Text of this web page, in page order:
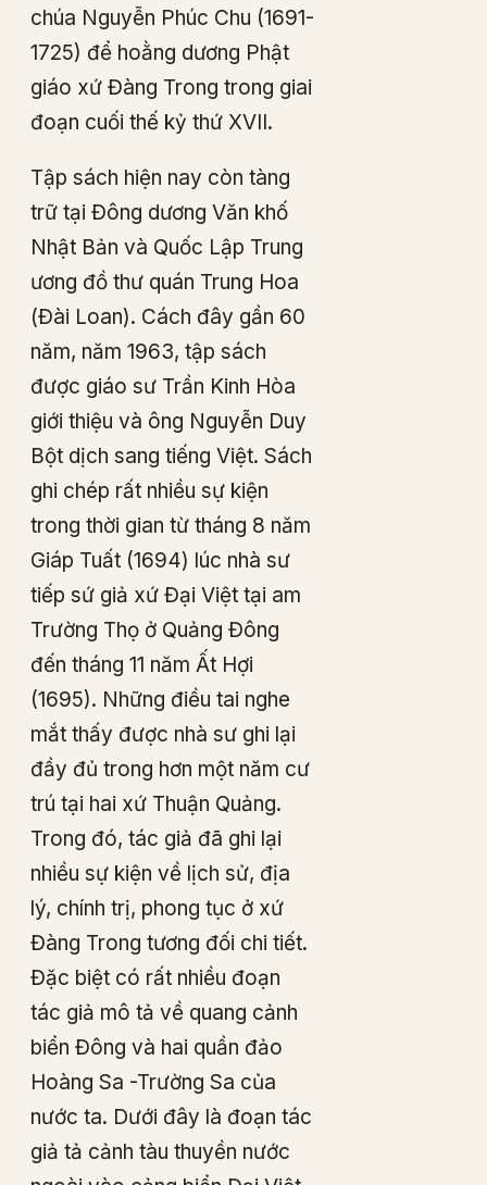
chúa Nguyễn Phúc Chu (1691-
1725) để hoằng dương Phật
giáo xứ Đàng Trong trong giai
đoạn cuối thế kỷ thứ XVII.
Tập sách hiện nay còn tàng
trữ tại Đông dương Văn khố
Nhật Bản và Quốc Lập Trung
ương đồ thư quán Trung Hoa
(Đài Loan). Cách đây gần 60
năm, năm 1963, tập sách
được giáo sư Trần Kinh Hòa
giới thiệu và ông Nguyễn Duy
Bột dịch sang tiếng Việt. Sách
ghi chép rất nhiều sự kiện
trong thời gian từ tháng 8 năm
Giáp Tuất (1694) lúc nhà sư
tiếp sứ giả xứ Đại Việt tại am
Trường Thọ ở Quảng Đông
đến tháng 11 năm Ất Hợi
(1695). Những điều tai nghe
mắt thấy được nhà sư ghi lại
đầy đủ trong hơn một năm cư
trú tại hai xứ Thuận Quảng.
Trong đó, tác giả đã ghi lại
nhiều sự kiện về lịch sử, địa
lý, chính trị, phong tục ở xứ
Đàng Trong tương đối chi tiết.
Đặc biệt có rất nhiều đoạn
tác giả mô tả về quang cảnh
biển Đông và hai quần đảo
Hoàng Sa -Trường Sa của
nước ta. Dưới đây là đoạn tác
giả tả cảnh tàu thuyền nước